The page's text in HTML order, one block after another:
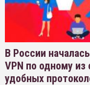
В России
VPN по одному
удобных